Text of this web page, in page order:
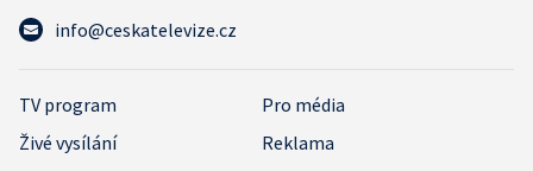
info@ceskatelevize.cz
TV program
Pro média
Živé vysílání
Reklama